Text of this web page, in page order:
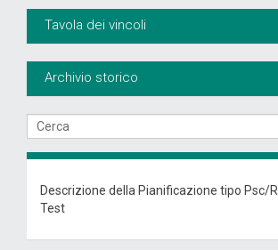
Tavola dei vincoli
Archivio storico
Descrizione della Pianificazione tipo Psc/
Test